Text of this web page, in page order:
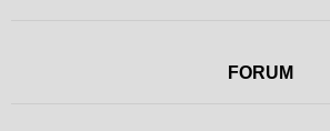
FORUM